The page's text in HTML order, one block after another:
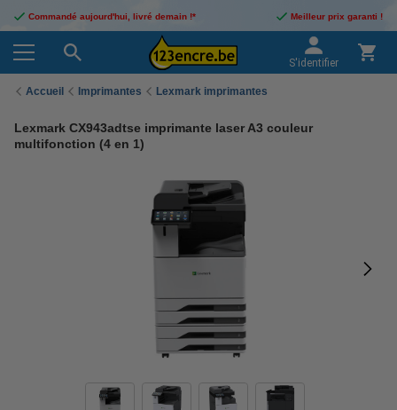
Commandé aujourd'hui, livré demain !* Meilleur prix garanti !
S'identifier
Accueil Imprimantes Lexmark imprimantes
Lexmark CX943adtse imprimante laser A3 couleur
multifonction (4 en 1)